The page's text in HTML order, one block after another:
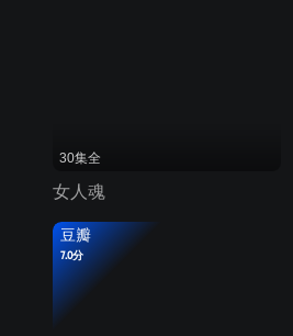
30集全
女人魂
豆瓣
7.0分